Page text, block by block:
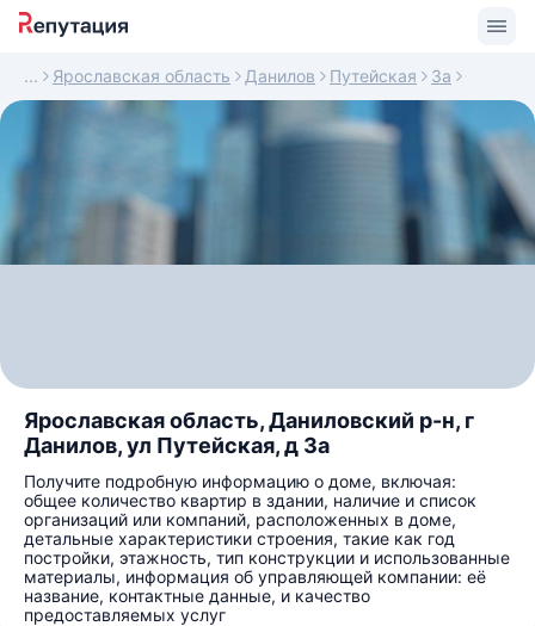
Ярославская область Данилов Путейская 3а
Ярославская область, Даниловский р-н, г
Данилов, ул Путейская, д 3а
Получите подробную информацию о доме, включая:
общее количество квартир в здании, наличие и список
организаций или компаний, расположенных в доме,
детальные характеристики строения, такие как год
постройки, этажность, тип конструкции и использованные
материалы, информация об управляющей компании: её
название, контактные данные, и качество
предоставляемых услуг